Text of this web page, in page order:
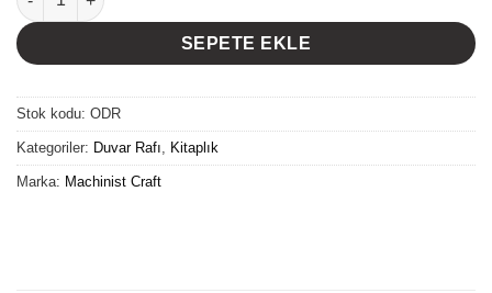
SEPETE EKLE
Stok kodu: ODR
Kategoriler: Duvar Rafı, Kitaplık
Marka: Machinist Craft